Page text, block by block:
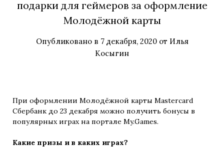
подарки для геймеров за оформление
Молодёжной карты
Опубликовано в 7 декабря, 2020от Илья
Косыгин
При оформлении Молодёжной карты Mastercard
Сбербанк до 23 декабря можно получить бонусы в
популярных играх на портале My.Games.
Какие призы и в каких играх?